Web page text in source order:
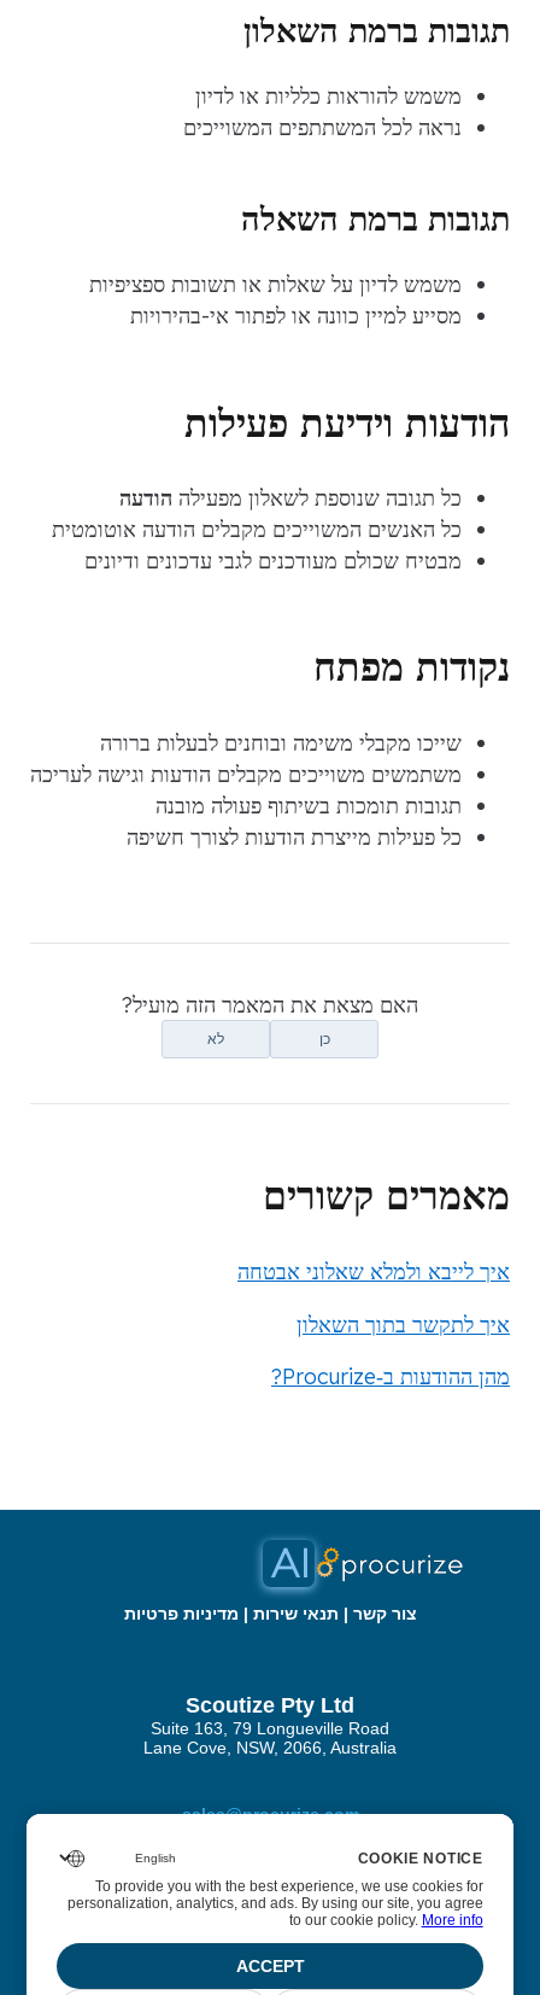
תגובות ברמת השאלון
משמש להוראות כלליות או לדיון
נראה לכל המשתתפים המשוייכים
תגובות ברמת השאלה
משמש לדיון על שאלות או תשובות ספציפיות
מסייע למיין כוונה או לפתור אי-בהירויות
הודעות וידיעת פעילות
כל תגובה שנוספת לשאלון מפעילה הודעה
כל האנשים המשוייכים מקבלים הודעה אוטומטית
מבטיח שכולם מעודכנים לגבי עדכונים ודיונים
נקודות מפתח
שייכו מקבלי משימה ובוחנים לבעלות ברורה
משתמשים משוייכים מקבלים הודעות וגישה לעריכה
תגובות תומכות בשיתוף פעולה מובנה
כל פעילות מייצרת הודעות לצורך חשיפה
האם מצאת את המאמר הזה מועיל?
כן לא
מאמרים קשורים
איך לייבא ולמלא שאלוני אבטחה
איך לתקשר בתוך השאלון
מהן ההודעות ב‑Procurize?
צור קשר | תנאי שירות | מדיניות פרטיות
Scoutize Pty Ltd
Suite 163, 79 Longueville Road
Lane Cove, NSW, 2066, Australia
sales@procurize.com
אודות Procurize AI
אנו עוזרים לעסקים להסיר עבודה ידנית מתהליכי האבטחה
COOKIE NOTICE
To provide you with the best experience, we use cookies for
personalization, analytics, and ads. By using our site, you agree
to our cookie policy. More info
ACCEPT
COOKIE NOTICE
To provide you with the best experience, we use cookies for
personalization, analytics, and ads. By using our site, you agree
to our cookie policy. More info
ACCEPT